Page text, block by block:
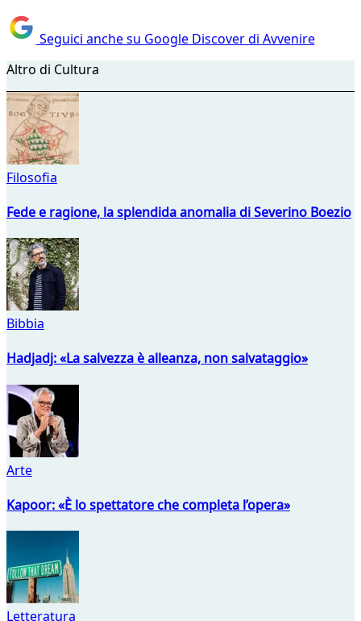
Seguici anche su Google Discover di Avvenire
Altro di Cultura
Filosofia
Fede e ragione, la splendida anomalia di Severino Boezio
Bibbia
Hadjadj: «La salvezza è alleanza, non salvataggio»
Arte
Kapoor: «È lo spettatore che completa l’opera»
Letteratura